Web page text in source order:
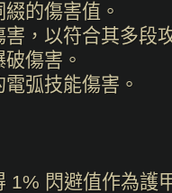
的傷害值。
害，以符合其多段
傷害。
弧技能傷害。
1% 閃避值作為護